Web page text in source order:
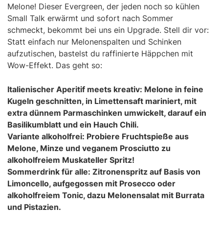
Melone! Dieser Evergreen, der jeden noch so kühlen
Small Talk erwärmt und sofort nach Sommer
schmeckt, bekommt bei uns ein Upgrade. Stell dir vor:
Statt einfach nur Melonenspalten und Schinken
aufzutischen, bastelst du raffinierte Häppchen mit
Wow-Effekt. Das geht so:
Italienischer Aperitif meets kreativ: Melone in feine
Kugeln geschnitten, in Limettensaft mariniert, mit
extra dünnem Parmaschinken umwickelt, darauf ein
Basilikumblatt und ein Hauch Chili.
Variante alkoholfrei: Probiere Fruchtspieße aus
Melone, Minze und veganem Prosciutto zu
alkoholfreiem Muskateller Spritz!
Sommerdrink für alle: Zitronenspritz auf Basis von
Limoncello, aufgegossen mit Prosecco oder
alkoholfreiem Tonic, dazu Melonensalat mit Burrata
und Pistazien.